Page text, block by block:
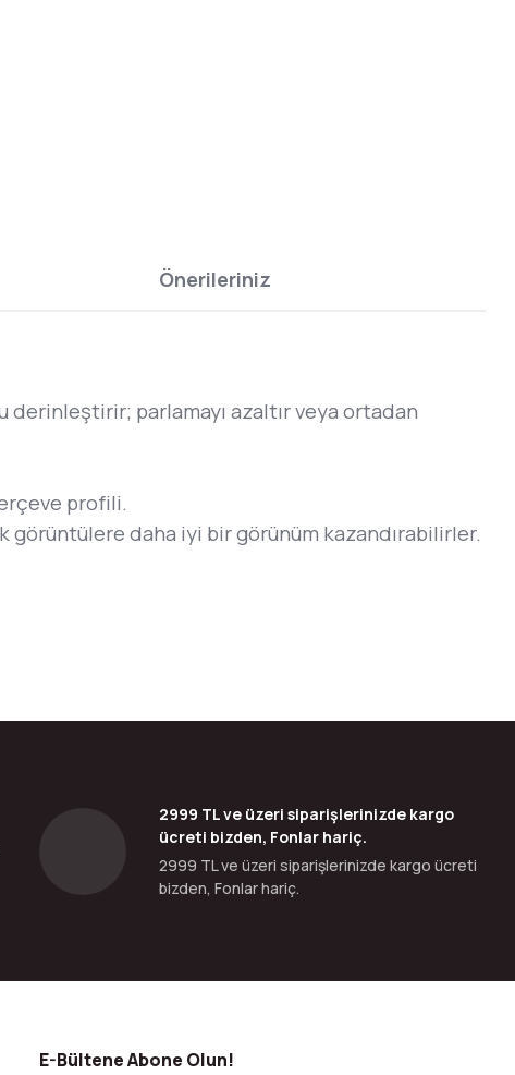
Önerileriniz
derinleştirir; parlamayı azaltır veya ortadan
profili.
daha iyi bir görünüm kazandırabilirler.
2999 TL ve üzeri siparişlerinizde kargo
ücreti bizden, Fonlar hariç.
2999 TL ve üzeri siparişlerinizde kargo ücreti
bizden, Fonlar hariç.
E-Bültene Abone Olun!